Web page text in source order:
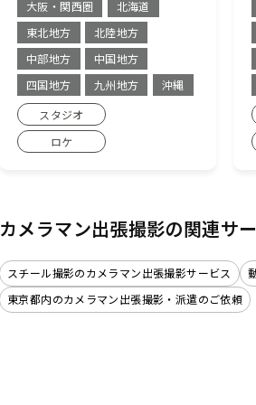
大阪・関西圏
北海道
東北地方
北陸地方
中部地方
中国地方
四国地方
九州地方
沖縄
スタジオ
ロケ
カメラマン出張撮影の関連サ
スチール撮影のカメラマン出張撮影サービス
東京都内のカメラマン出張撮影・派遣のご依頼